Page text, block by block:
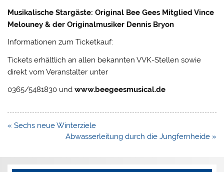
Musikalische Stargäste: Original Bee Gees Mitglied Vince
Melouney & der Originalmusiker Dennis Bryon
Informationen zum Ticketkauf:
Tickets erhältlich an allen bekannten VVK-Stellen sowie
direkt vom Veranstalter unter
0365/5481830 undwww.beegeesmusical.de
Beitragsnavigation
« Sechs neue Winterziele
Abwasserleitung durch die Jungfernheide »